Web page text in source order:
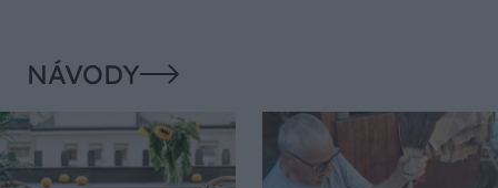
NÁVODY